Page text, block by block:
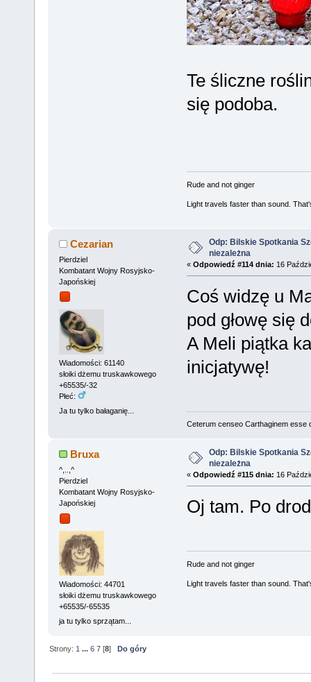
Te śliczne
się podoba.
Rude and not ginger
Light travels faster than sound.
Cezarian
Pierdziel
Kombatant Wojny Rosyjsko-
Japońskiej
Wiadomości: 61140
słoiki dżemu truskawkowego
+65535/-32
Płeć:
Ja tu tylko bałaganię...
Odp: Bilskie Spotkania
niezależna
« Odpowiedź #114 dnia: 16
Coś widzę u
pod głowę się
A Meli piątka
inicjatywę!
Ceterum censeo Carthaginem esse
Bruxa
^,..,^
Pierdziel
Kombatant Wojny Rosyjsko-
Japońskiej
Wiadomości: 44701
słoiki dżemu truskawkowego
+65535/-65535
ja tu tylko sprzątam...
Odp: Bilskie Spotkania
niezależna
« Odpowiedź #115 dnia: 16
Oj tam. Po
Rude and not ginger
Light travels faster than sound.
Strony:1 ...6 7 [8] Do góry